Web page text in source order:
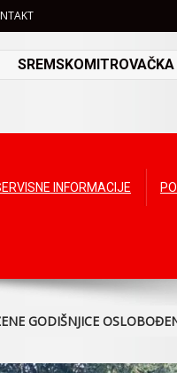
INFORMACIJE
GODIŠNJICE